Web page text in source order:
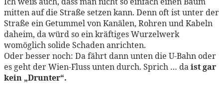
mitten auf die Straße setzen kann. Denn oft ist unter der
Straße ein Getummel von Kanälen, Rohren und Kabeln
daheim, da würd so ein kräftiges Wurzelwerk
womöglich solide Schaden anrichten.
Oder besser noch: Da fährt dann unten die U-Bahn oder
es geht der Wien-Fluss unten durch. Sprich … daist gar
kein „Drunter“.